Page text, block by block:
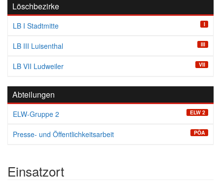
Löschbezirke
LB I Stadtmitte I
LB III Luisenthal III
LB VII Ludweiler VII
Abteilungen
ELW-Gruppe 2 ELW 2
Presse- und Öffentlichkeitsarbeit PÖA
Einsatzort